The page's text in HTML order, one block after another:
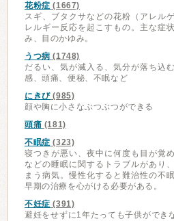
花粉症 (1667)
スギ、ブタクサなどの花粉（アレル
レルギー反応を起こすもの。主な症
み、目のかゆみ。
うつ病 (1748)
だるい、気が滅入る、気分が落ち込
感、頭痛、便秘、不眠など
にきび(985)
顔や胸に小さなぶつぶつができる
頭痛 (181)
不眠症 (323)
寝つきが悪い、夜中に何度も目が覚
などの睡眠に関するトラブルがあり
まう病気。慢性化すると難治性の不
早期の治療を心がける必要がある。
不妊症 (391)
避妊をせずに1年たっても子供ができ